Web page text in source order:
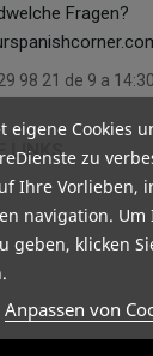
Fragen?
98 21 de 9 a 14:30
LINKS
eigene Cookies
zu
Ihre Vorlieben,
navigation.
geben, klicken
Anpassen von